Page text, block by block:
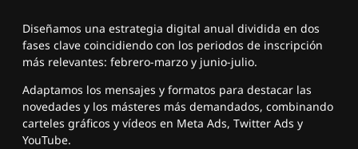
Diseñamos una estrategia digital anual dividida en dos
fases clave coincidiendo con los periodos de inscripción
más relevantes: febrero-marzo y junio-julio.
Adaptamos los mensajes y formatos para destacar las
novedades y los másteres más demandados, combinando
carteles gráficos y vídeos en Meta Ads, Twitter Ads y
YouTube.